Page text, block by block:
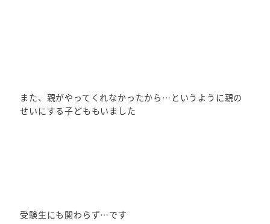
また、親がやってくれなかったから…というように親の
せいにする子どももいました
受験生にも関わらず…です